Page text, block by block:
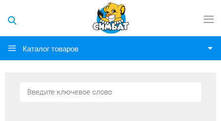
Каталог товаров